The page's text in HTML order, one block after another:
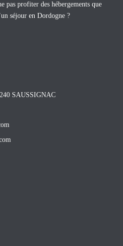
pas profiter des hébergements que
séjour en Dordogne ?
SAUSSIGNAC